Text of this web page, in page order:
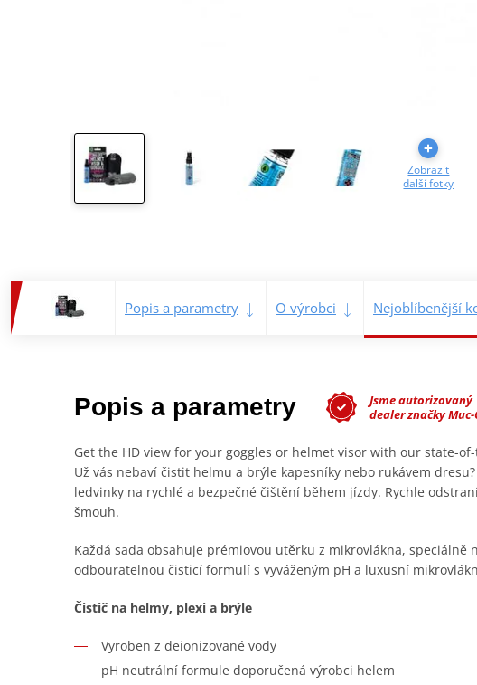
Zobrazit
další fotky
Popis a parametry O výrobci Nejoblíbenější
Popis a parametry
Jsme autorizovaný
dealer značky
Get the HD view for your goggles or helmet visor with our state-
Už vás nebaví čistit helmu a brýle kapesníky nebo rukávem
ledvinky na rychlé a bezpečné čištění během jízdy. Rychle
šmouh.
Každá sada obsahuje prémiovou utěrku z mikrovlákna,
odbouratelnou čisticí formulí s vyváženým pH a luxusní
Čistič na helmy, plexi a brýle
Vyroben z deionizované vody
pH neutrální formule doporučená výrobci helem